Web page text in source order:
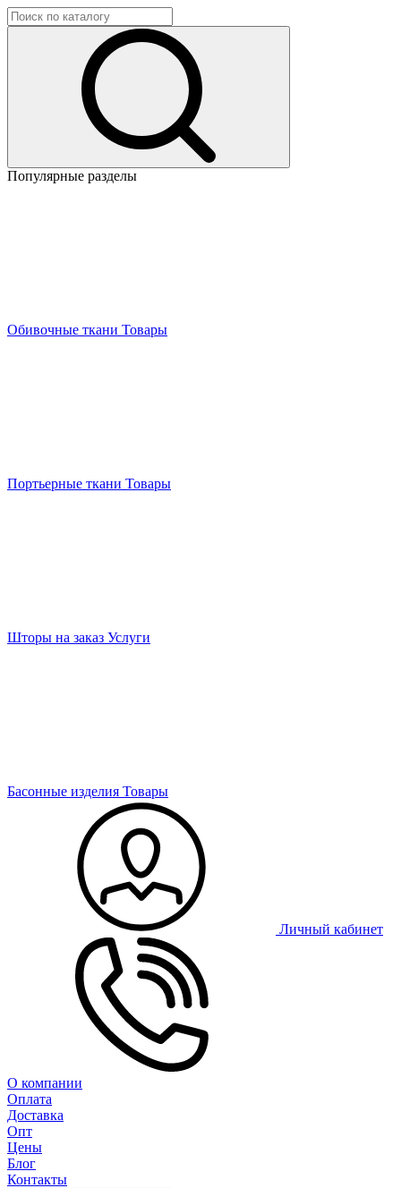
Популярные разделы
Обивочные ткани Товары
Портьерные ткани Товары
Шторы на заказ Услуги
Басонные изделия Товары
Личный кабинет
О компании
Оплата
Доставка
Опт
Цены
Блог
Контакты